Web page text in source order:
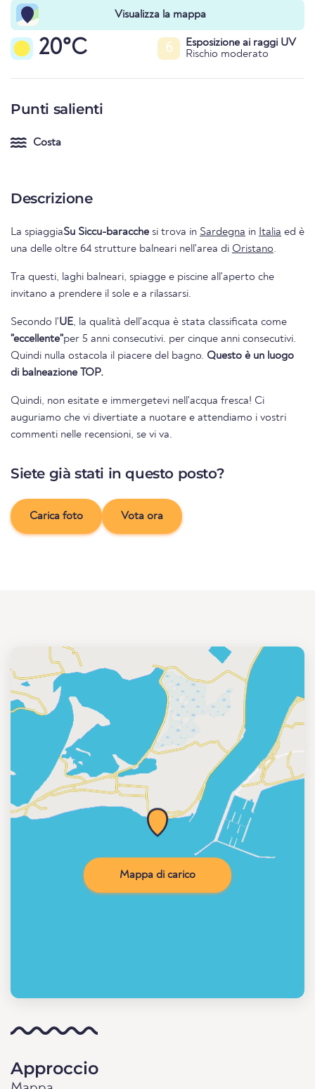
Visualizza la mappa
20°C 6
Esposizione ai raggi UV
Rischio moderato
Punti salienti
Costa
Descrizione
La spiaggiaSu Siccu-baracche si trova in Sardegna in Italia ed è
una delle oltre 64 strutture balneari nell'area di Oristano.
Tra questi, laghi balneari, spiagge e piscine all'aperto che
invitano a prendere il sole e a rilassarsi.
Secondo l'UE, la qualità dell'acqua è stata classificata come
"eccellente"per 5 anni consecutivi. per cinque anni consecutivi.
Quindi nulla ostacola il piacere del bagno. Questo è un luogo
di balneazione TOP.
Quindi, non esitate e immergetevi nell'acqua fresca! Ci
auguriamo che vi divertiate a nuotare e attendiamo i vostri
commenti nelle recensioni, se vi va.
Siete già stati in questo posto?
Carica foto Vota ora
Mappa di carico
Approccio